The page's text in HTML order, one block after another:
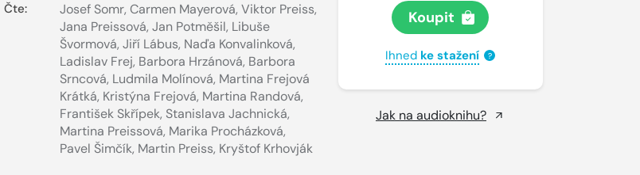
Čte: Josef Somr, Carmen Mayerová, Viktor Preiss,
Jana Preissová, Jan Potměšil, Libuše
Švormová, Jiří Lábus, Naďa Konvalinková,
Ladislav Frej, Barbora Hrzánová, Barbora
Srncová, Ludmila Molínová, Martina Frejová
Krátká, Kristýna Frejová, Martina Randová,
František Skřípek, Stanislava Jachnická,
Martina Preissová, Marika Procházková,
Pavel Šimčík, Martin Preiss, Kryštof Krhovják
Koupit
Ihned ke stažení ?
Jak na audioknihu?